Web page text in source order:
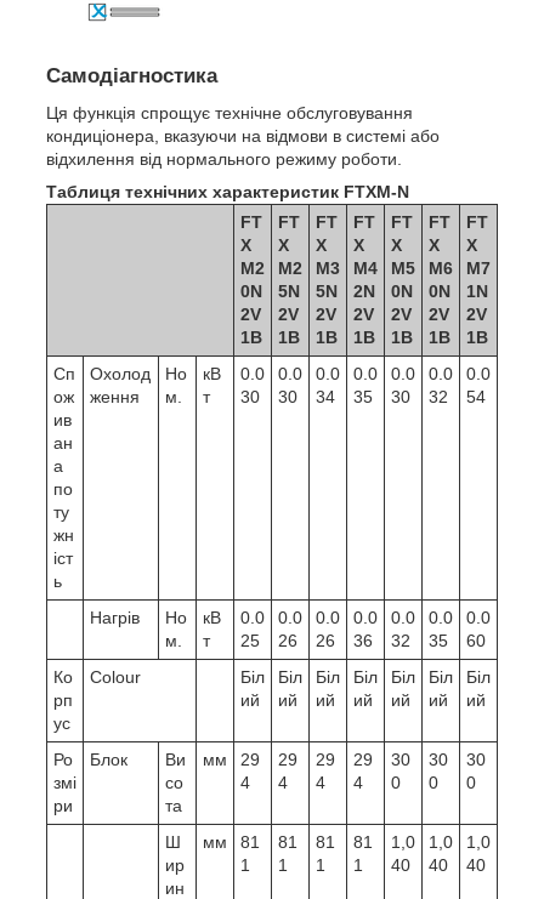
Самодіагностика
Ця функція спрощує технічне обслуговування
кондиціонера, вказуючи на відмови в системі або
відхилення від нормального режиму роботи.
Таблиця технічних характеристик FTXM-N
FT
X
M2
0N
2V
1B
FT
X
M2
5N
2V
1B
FT
X
M3
5N
2V
1B
FT
X
M4
2N
2V
1B
FT
X
M5
0N
2V
1B
FT
X
M6
0N
2V
1B
FT
X
M7
1N
2V
1B
Сп
ож
ив
ан
а
по
ту
жн
іст
ь
Охолод
ження
Но
м.
кВ
т
0.0
30
0.0
30
0.0
34
0.0
35
0.0
30
0.0
32
0.0
54
Нагрів
Но
м.
кВ
т
0.0
25
0.0
26
0.0
26
0.0
36
0.0
32
0.0
35
0.0
60
Ко
рп
ус
Colour
Біл
ий
Біл
ий
Біл
ий
Біл
ий
Біл
ий
Біл
ий
Біл
ий
Ро
змі
ри
Блок
Ви
со
та
мм
29
4
29
4
29
4
29
4
30
0
30
0
30
0
Ш
ир
ин
мм
81
1
81
1
81
1
81
1
1,0
40
1,0
40
1,0
40